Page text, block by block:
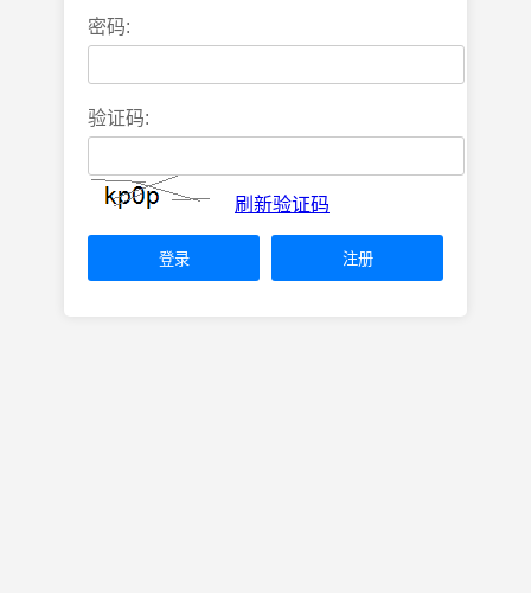
密码:
验证码:
刷新验证码